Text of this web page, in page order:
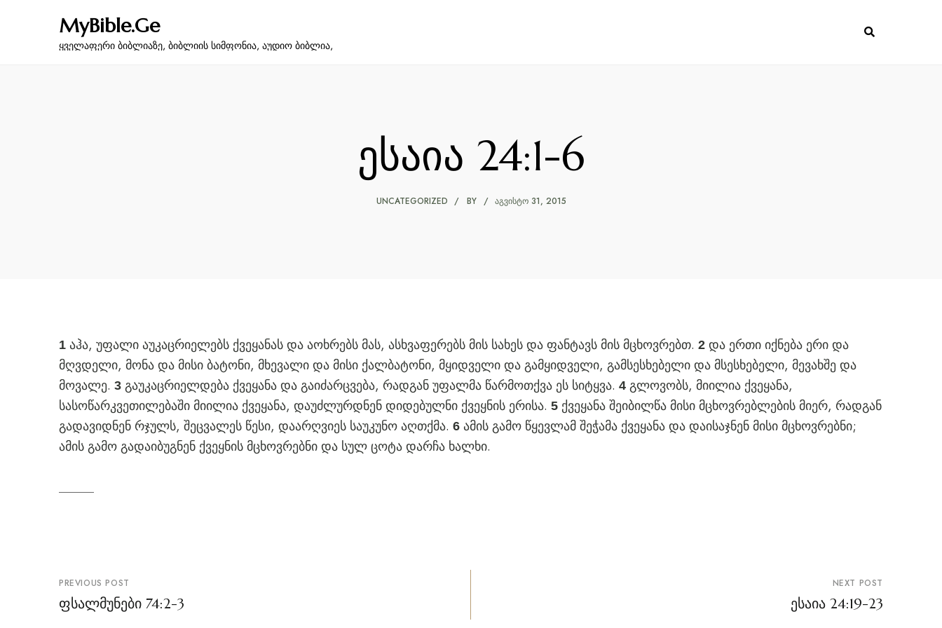
MyBible.Ge
ყველაფერი ბიბლიაზე, ბიბლიის სიმფონია, აუდიო ბიბლია,
ესაია 24:1-6
UNCATEGORIZED BY ᲐᲒᲕᲘᲡᲢᲝ 31, 2015
1 აჰა, უფალი აუკაცრიელებს ქვეყანას და აოხრებს მას, ასხვაფერებს მის სახეს და ფანტავს მის მცხოვრებთ. 2 და ერთი იქნება ერი და
მღვდელი, მონა და მისი ბატონი, მხევალი და მისი ქალბატონი, მყიდველი და გამყიდველი, გამსესხებელი და მსესხებელი, მევახშე და
მოვალე. 3 გაუკაცრიელდება ქვეყანა და გაიძარცვება, რადგან უფალმა წარმოთქვა ეს სიტყვა. 4 გლოვობს, მიილია ქვეყანა,
სასოწარკვეთილებაში მიილია ქვეყანა, დაუძლურდნენ დიდებულნი ქვეყნის ერისა. 5 ქვეყანა შეიბილწა მისი მცხოვრებლების მიერ, რადგან
გადავიდნენ რჯულს, შეცვალეს წესი, დაარღვიეს საუკუნო აღთქმა. 6 ამის გამო წყევლამ შეჭამა ქვეყანა და დაისაჯნენ მისი მცხოვრებნი;
ამის გამო გადაიბუგნენ ქვეყნის მცხოვრებნი და სულ ცოტა დარჩა ხალხი.
პოსტის
ნავიგაცია
PREVIOUS POST
ფსალმუნები 74:2-3
NEXT POST
ესაია 24:19-23